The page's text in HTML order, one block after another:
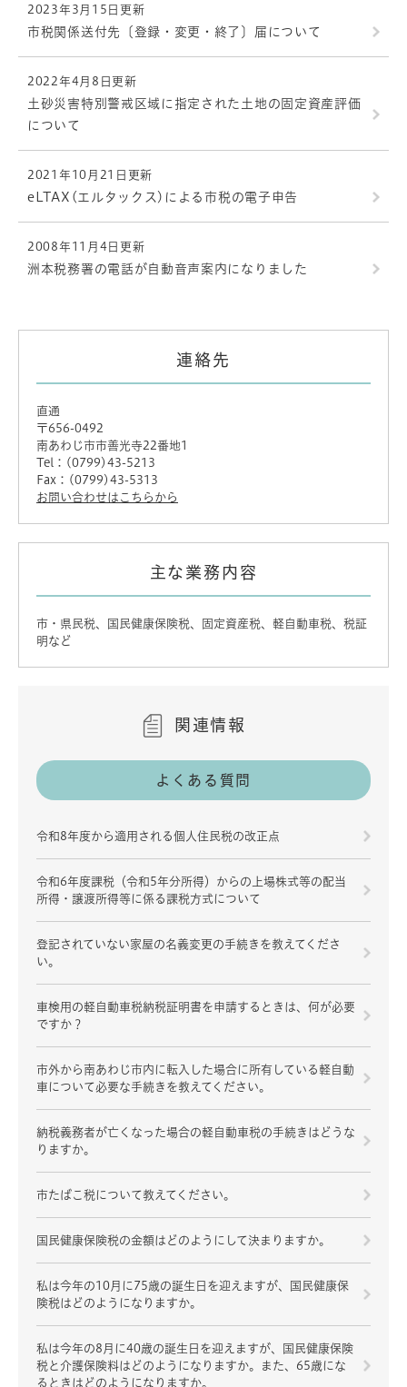
2023年3月15日更新
市税関係送付先〔登録・変更・終了〕届について
2022年4月8日更新
土砂災害特別警戒区域に指定された土地の固定資産評価
について
2021年10月21日更新
eLTAX(エルタックス)による市税の電子申告
2008年11月4日更新
洲本税務署の電話が自動音声案内になりました
連絡先
直通
〒656-0492
南あわじ市市善光寺22番地1
Tel：(0799)43-5213
Fax：(0799)43-5313
お問い合わせはこちらから
主な業務内容
市・県民税、国民健康保険税、固定資産税、軽自動車税、税証
明など
関連情報
よくある質問
令和8年度から適用される個人住民税の改正点
令和6年度課税（令和5年分所得）からの上場株式等の配当
所得・譲渡所得等に係る課税方式について
登記されていない家屋の名義変更の手続きを教えてくださ
い。
車検用の軽自動車税納税証明書を申請するときは、何が必要
ですか？
市外から南あわじ市内に転入した場合に所有している軽自動
車について必要な手続きを教えてください。
納税義務者が亡くなった場合の軽自動車税の手続きはどうな
りますか。
市たばこ税について教えてください。
国民健康保険税の金額はどのようにして決まりますか。
私は今年の10月に75歳の誕生日を迎えますが、国民健康保
険税はどのようになりますか。
私は今年の8月に40歳の誕生日を迎えますが、国民健康保険
税と介護保険料はどのようになりますか。また、65歳にな
るときはどのようになりますか。